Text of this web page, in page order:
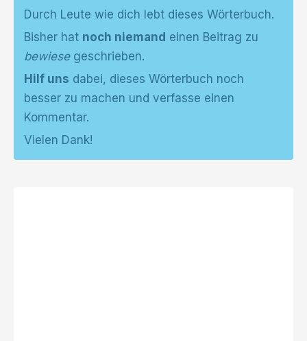
Durch Leute wie dich lebt dieses Wörterbuch.
Bisher hat noch niemand einen Beitrag zu
bewiesegeschrieben.
Hilf uns dabei, dieses Wörterbuch noch
besser zu machen und verfasse einen
Kommentar.
Vielen Dank!